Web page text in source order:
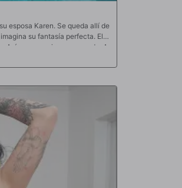
esposa Karen. Se queda allí de
su fantasía perfecta. Ella
Así es como siempre sucede. A
y, una vez que él se lo
preguntará si hay otros